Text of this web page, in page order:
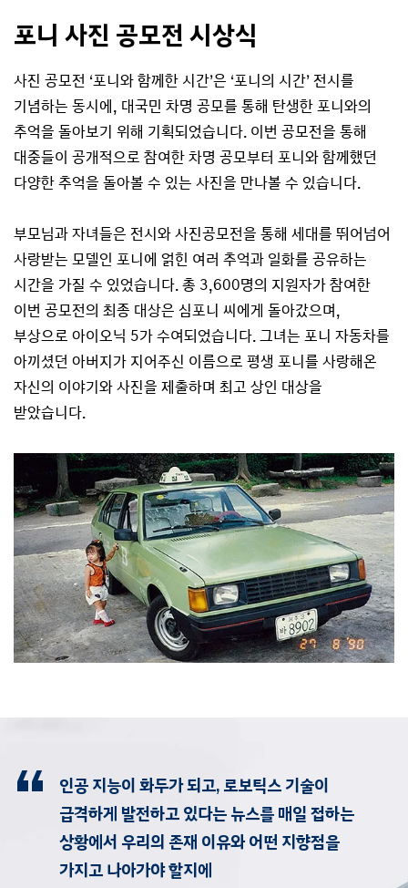
포니 사진 공모전 시상식
사진 공모전 ‘포니와 함께한 시간’은 ‘포니의 시간’ 전시를
기념하는 동시에, 대국민 차명 공모를 통해 탄생한 포니와의
추억을 돌아보기 위해 기획되었습니다. 이번 공모전을 통해
대중들이 공개적으로 참여한 차명 공모부터 포니와 함께했던
다양한 추억을 돌아볼 수 있는 사진을 만나볼 수 있습니다.
부모님과 자녀들은 전시와 사진공모전을 통해 세대를 뛰어넘어
사랑받는 모델인 포니에 얽힌 여러 추억과 일화를 공유하는
시간을 가질 수 있었습니다. 총 3,600명의 지원자가 참여한
이번 공모전의 최종 대상은 심포니 씨에게 돌아갔으며,
부상으로 아이오닉 5가 수여되었습니다. 그녀는 포니 자동차를
아끼셨던 아버지가 지어주신 이름으로 평생 포니를 사랑해온
자신의 이야기와 사진을 제출하며 최고 상인 대상을
받았습니다.
인공 지능이 화두가 되고, 로보틱스 기술이
급격하게 발전하고 있다는 뉴스를 매일 접하는
상황에서 우리의 존재 이유와 어떤 지향점을
가지고 나아가야 할지에